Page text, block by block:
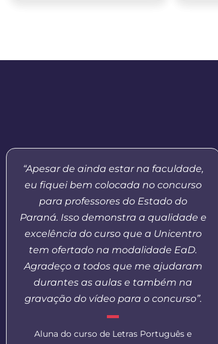
“Apesar de ainda estar na faculdade,
eu fiquei bem colocada no concurso
para professores do Estado do
Paraná. Isso demonstra a qualidade e
excelência do curso que a Unicentro
tem ofertado na modalidade EaD.
Agradeço a todos que me ajudaram
durantes as aulas e também na
gravação do vídeo para o concurso”.
Aluna do curso de Letras Português e